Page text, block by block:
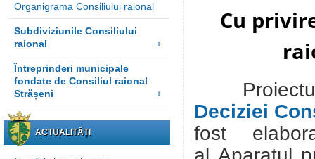
Organigrama Consiliului raional
Subdiviziunile Consiliului
raional
+
Întreprinderi municipale
fondate de Consiliul raional
Strășeni
+
ACTUALITĂȚI
Cu
Deciziei
fost